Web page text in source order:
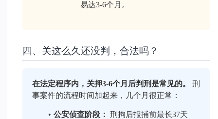
易达3-6个月。
四、关这么久还没判，合法吗？
在法定程序内，关押3-6个月后判刑是常见的。
刑
事案件的流程时间加起来，几个月很正常：
公安侦查阶段： 刑拘后报捕前最长37天